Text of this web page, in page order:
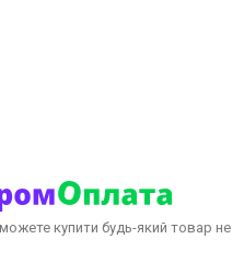
купити будь-який товар не